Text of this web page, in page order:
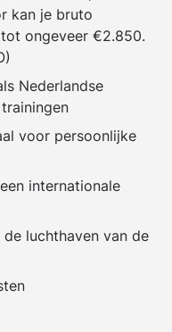
kan je bruto
ongeveer €2.850.
Nederlandse
voor persoonlijke
internationale
luchthaven van de